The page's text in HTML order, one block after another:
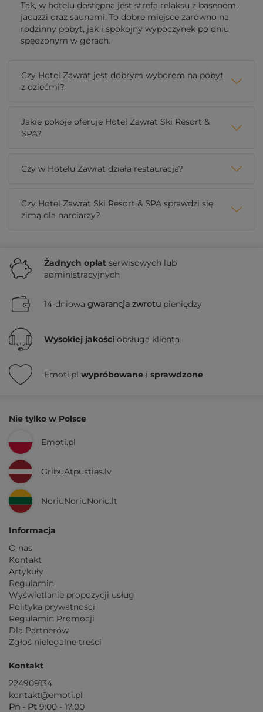
Tak, w hotelu dostępna jest strefa relaksu z basenem,
jacuzzi oraz saunami. To dobre miejsce zarówno na
rodzinny pobyt, jak i spokojny wypoczynek po dniu
spędzonym w górach.
Czy Hotel Zawrat jest dobrym wyborem na pobyt
z dziećmi?
Jakie pokoje oferuje Hotel Zawrat Ski Resort &
SPA?
Czy w Hotelu Zawrat działa restauracja?
Czy Hotel Zawrat Ski Resort & SPA sprawdzi się
zimą dla narciarzy?
Żadnych opłat serwisowych lub
administracyjnych
14-dniowa gwarancja zwrotu pieniędzy
Wysokiej jakości obsługa klienta
Emoti.pl wypróbowane i sprawdzone
Nie tylko w Polsce
Emoti.pl
GribuAtpusties.lv
NoriuNoriuNoriu.lt
Informacja
O nas
Kontakt
Artykuły
Regulamin
Wyświetlanie propozycji usług
Polityka prywatności
Regulamin Promocji
Dla Partnerów
Zgłoś nielegalne treści
Kontakt
224909134
kontakt@emoti.pl
Pn - Pt 9:00 - 17:00